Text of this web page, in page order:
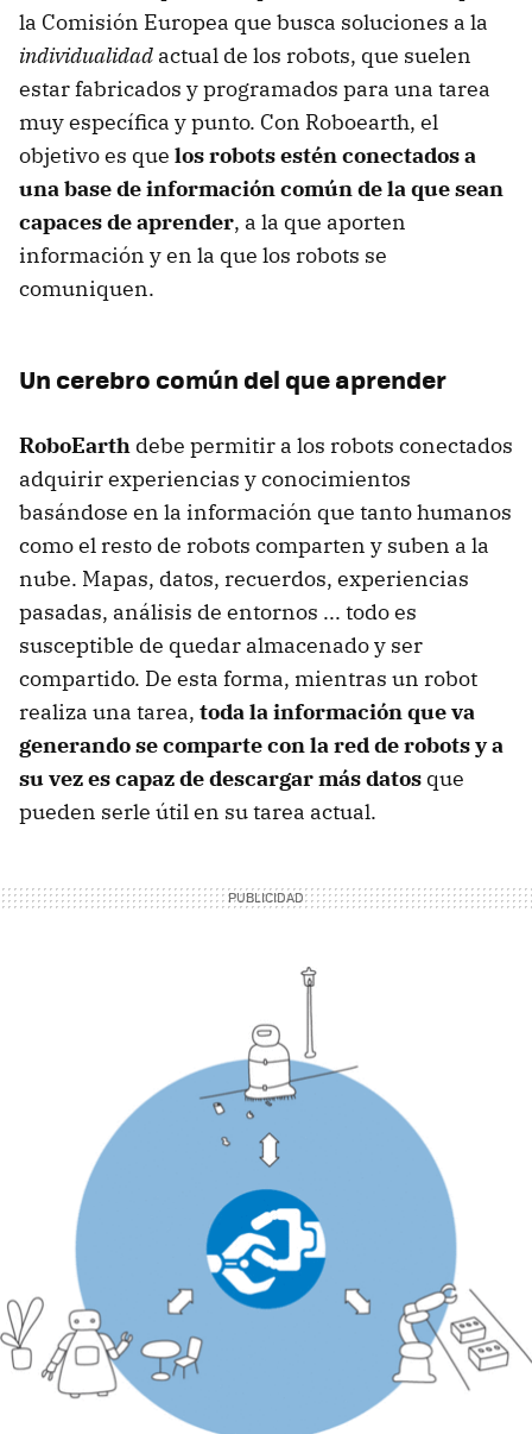
la Comisión Europea que busca soluciones a la
individualidad actual de los robots, que suelen
estar fabricados y programados para una tarea
muy específica y punto. Con Roboearth, el
objetivo es que los robots estén conectados a
una base de información común de la que sean
capaces de aprender, a la que aporten
información y en la que los robots se
comuniquen.
Un cerebro común del que aprender
RoboEarth debe permitir a los robots conectados
adquirir experiencias y conocimientos
basándose en la información que tanto humanos
como el resto de robots comparten y suben a la
nube. Mapas, datos, recuerdos, experiencias
pasadas, análisis de entornos ... todo es
susceptible de quedar almacenado y ser
compartido. De esta forma, mientras un robot
realiza una tarea, toda la información que va
generando se comparte con la red de robots y a
su vez es capaz de descargar más datos que
pueden serle útil en su tarea actual.